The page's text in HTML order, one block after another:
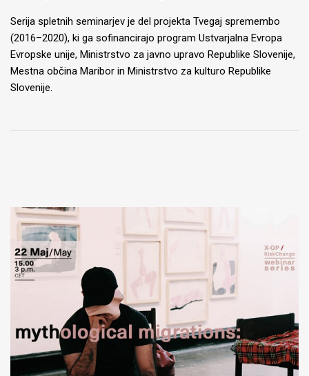
Serija spletnih seminarjev je del projekta Tvegaj spremembo
(2016–2020), ki ga sofinancirajo program Ustvarjalna Evropa
Evropske unije, Ministrstvo za javno upravo Republike Slovenije,
Mestna občina Maribor in Ministrstvo za kulturo Republike
Slovenije.